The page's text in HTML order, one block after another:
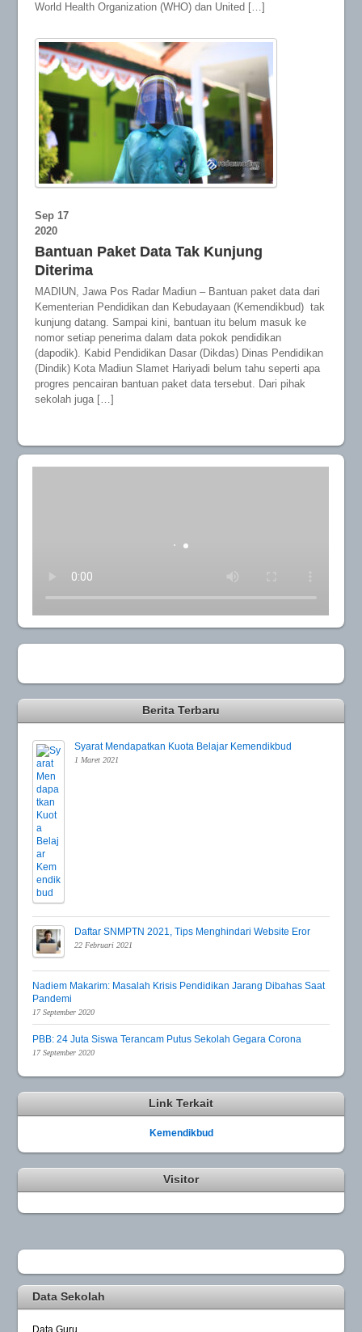
World Health Organization (WHO) dan United […]
Sep 17
2020
Bantuan Paket Data Tak Kunjung
Diterima
MADIUN, Jawa Pos Radar Madiun – Bantuan paket data dari
Kementerian Pendidikan dan Kebudayaan (Kemendikbud) tak
kunjung datang. Sampai kini, bantuan itu belum masuk ke
nomor setiap penerima dalam data pokok pendidikan
(dapodik). Kabid Pendidikan Dasar (Dikdas) Dinas Pendidikan
(Dindik) Kota Madiun Slamet Hariyadi belum tahu seperti apa
progres pencairan bantuan paket data tersebut. Dari pihak
sekolah juga […]
Berita Terbaru
Syarat Mendapatkan Kuota Belajar Kemendikbud
1 Maret 2021
Daftar SNMPTN 2021, Tips Menghindari Website Eror
22 Februari 2021
Nadiem Makarim: Masalah Krisis Pendidikan Jarang Dibahas Saat
Pandemi
17 September 2020
PBB: 24 Juta Siswa Terancam Putus Sekolah Gegara Corona
17 September 2020
Link Terkait
Kemendikbud
Visitor
Data Sekolah
Data Guru